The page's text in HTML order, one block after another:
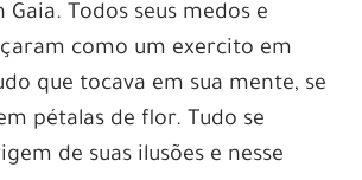
Todos seus medos e
como um exercito em
que tocava em sua mente, se
pétalas de flor. Tudo se
de suas ilusões e nesse